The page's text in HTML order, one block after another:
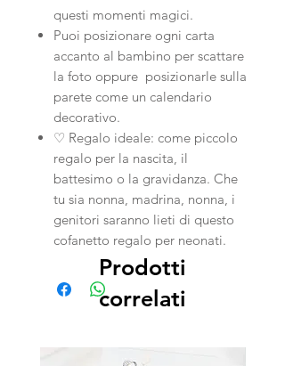
questi momenti magici.
Puoi posizionare ogni carta
accanto al bambino per scattare
la foto oppure posizionarle sulla
parete come un calendario
decorativo.
♡ Regalo ideale: come piccolo
regalo per la nascita, il
battesimo o la gravidanza. Che
tu sia nonna, madrina, nonna, i
genitori saranno lieti di questo
cofanetto regalo per neonati.
Prodotti
correlati